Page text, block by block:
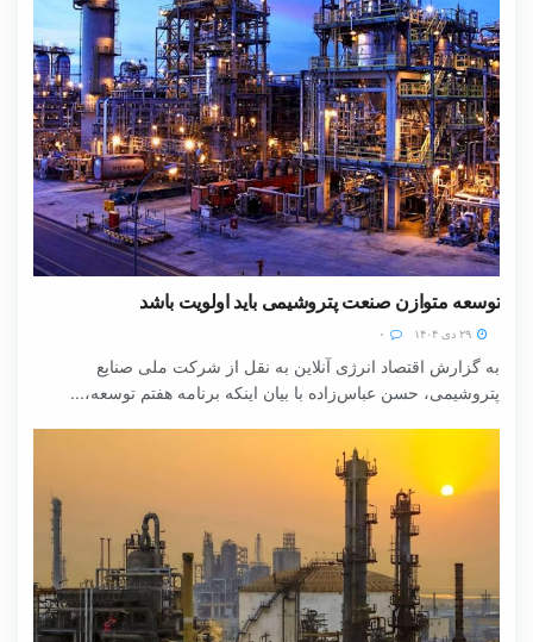
توسعه متوازن صنعت پتروشیمی باید اولویت باشد
به گزارش اقتصاد انرژی آنلاین به نقل از شرکت ملی صنایع
پتروشیمی، حسن عباس‌زاده با بیان اینکه برنامه هفتم توسعه،...